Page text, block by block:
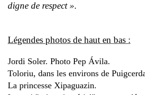
digne de respect ».
Légendes photos de haut en bas :
Jordi Soler. Photo Pep Ávila.
Toloriu, dans les environs de
La princesse Xipaguazin.